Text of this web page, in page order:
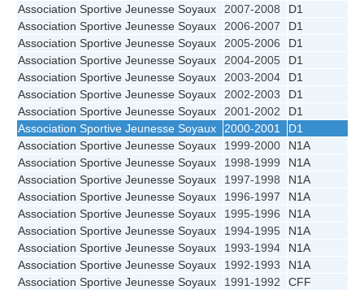
Association Sportive Jeunesse Soyaux
2007-2008
D1
Association Sportive Jeunesse Soyaux
2006-2007
D1
Association Sportive Jeunesse Soyaux
2005-2006
D1
Association Sportive Jeunesse Soyaux
2004-2005
D1
Association Sportive Jeunesse Soyaux
2003-2004
D1
Association Sportive Jeunesse Soyaux
2002-2003
D1
Association Sportive Jeunesse Soyaux
2001-2002
D1
Association Sportive Jeunesse Soyaux
2000-2001
D1
Association Sportive Jeunesse Soyaux
1999-2000
N1A
Association Sportive Jeunesse Soyaux
1998-1999
N1A
Association Sportive Jeunesse Soyaux
1997-1998
N1A
Association Sportive Jeunesse Soyaux
1996-1997
N1A
Association Sportive Jeunesse Soyaux
1995-1996
N1A
Association Sportive Jeunesse Soyaux
1994-1995
N1A
Association Sportive Jeunesse Soyaux
1993-1994
N1A
Association Sportive Jeunesse Soyaux
1992-1993
N1A
Association Sportive Jeunesse Soyaux
1991-1992
CFF